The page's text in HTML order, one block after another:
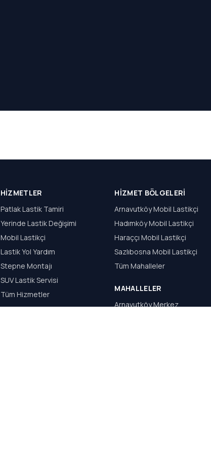
HIZMETLER
Patlak Lastik Tamiri
Yerinde Lastik Değişimi
Mobil Lastikçi
Lastik Yol Yardım
Stepne Montajı
SUV Lastik Servisi
Tüm Hizmetler
HIZMET BÖLGELERI
Arnavutköy Mobil Lastikçi
Hadımköy Mobil Lastikçi
Haraççı Mobil Lastikçi
Sazlıbosna Mobil Lastikçi
Tüm Mahalleler
MAHALLELER
Arnavutköy Merkez